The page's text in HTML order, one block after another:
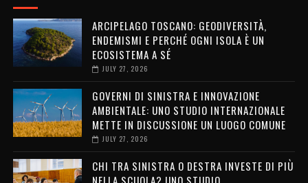
ARCIPELAGO TOSCANO: GEODIVERSITÀ,
ENDEMISMI E PERCHÉ OGNI ISOLA È UN
ECOSISTEMA A SÉ
JULY 27, 2026
GOVERNI DI SINISTRA E INNOVAZIONE
AMBIENTALE: UNO STUDIO INTERNAZIONALE
METTE IN DISCUSSIONE UN LUOGO COMUNE
JULY 27, 2026
CHI TRA SINISTRA O DESTRA INVESTE DI PIÙ